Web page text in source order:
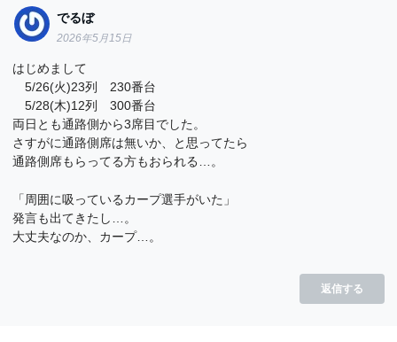
でるぼ
2026年5月15日
はじめまして
5/26(火)23列 230番台
5/28(木)12列 300番台
両日とも通路側から3席目でした。
さすがに通路側席は無いか、と思ってたら
通路側席もらってる方もおられる…。
「周囲に吸っているカープ選手がいた」
発言も出てきたし…。
大丈夫なのか、カープ…。
返信する